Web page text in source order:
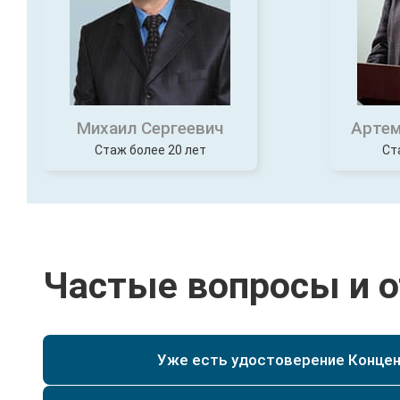
Михаил Сергеевич
Стаж более 20 лет
Частые вопросы и
Уже есть удостоверение
Да, при наличии у Вас уже действующего